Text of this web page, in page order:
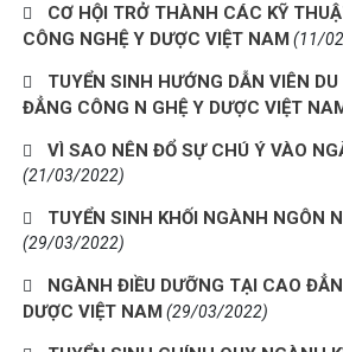
CƠ HỘI TRỞ THÀNH CÁC KỸ
CÔNG NGHỆ Y DƯỢC VIỆT NAM (11/
TUYỂN SINH HƯỚNG DẪN VIÊN
ĐẲNG CÔNG N GHỆ Y DƯỢC VIỆT
VÌ SAO NÊN ĐỔ SỰ CHÚ Ý VÀO
(21/03/2022)
TUYỂN SINH KHỐI NGÀNH NGÔN
(29/03/2022)
NGÀNH ĐIỀU DƯỠNG TẠI CAO
DƯỢC VIỆT NAM (29/03/2022)